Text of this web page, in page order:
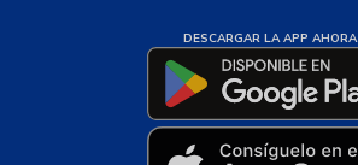
DESCARGAR LA APP AHORA